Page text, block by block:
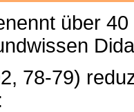
über
78-79)